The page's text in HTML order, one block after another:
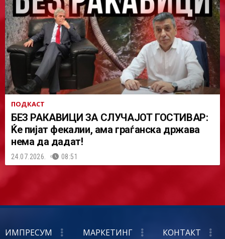
ПОДКАСТ
БЕЗ РАКАВИЦИ ЗА СЛУЧАЈОТ ГОСТИВАР:
Ќе пијат фекалии, ама граѓанска држава
нема да дадат!
24.07.2026. 08:51
ИМПРЕСУМ МАРКЕТИНГ КОНТАКТ